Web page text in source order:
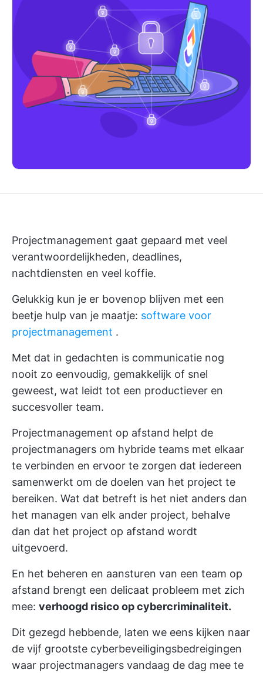
Projectmanagement gaat gepaard met veel
verantwoordelijkheden, deadlines,
nachtdiensten en veel koffie.
Gelukkig kun je er bovenop blijven met een
beetje hulp van je maatje: software voor
projectmanagement .
Met dat in gedachten is communicatie nog
nooit zo eenvoudig, gemakkelijk of snel
geweest, wat leidt tot een productiever en
succesvoller team.
Projectmanagement op afstand helpt de
projectmanagers om hybride teams met elkaar
te verbinden en ervoor te zorgen dat iedereen
samenwerkt om de doelen van het project te
bereiken. Wat dat betreft is het niet anders dan
het managen van elk ander project, behalve
dan dat het project op afstand wordt
uitgevoerd.
En het beheren en aansturen van een team op
afstand brengt een delicaat probleem met zich
mee: verhoogd risico op cybercriminaliteit.
Dit gezegd hebbende, laten we eens kijken naar
de vijf grootste cyberbeveiligingsbedreigingen
waar projectmanagers vandaag de dag mee te